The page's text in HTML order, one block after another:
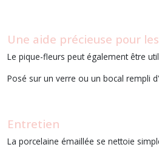
Une aide précieuse pour
Le pique-fleurs peut également être
Posé sur un verre ou un bocal rempli
Entretien
La porcelaine émaillée se nettoie